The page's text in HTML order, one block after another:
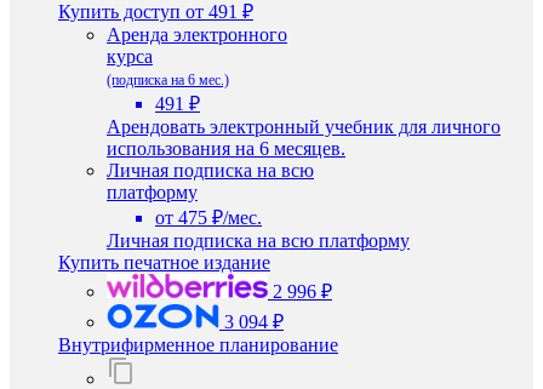
Купить доступ от 491 ₽
Аренда электронного
курса
(подписка на 6 мес.)
491 ₽
Арендовать электронный учебник для личного
использования на 6 месяцев.
Личная подписка на всю
платформу
от 475 ₽/мес.
Личная подписка на всю платформу
Купить печатное издание
2 996 ₽
3 094 ₽
Внутрифирменное планирование